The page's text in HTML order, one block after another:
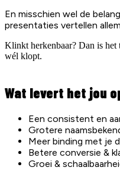
En misschien wel de
presentaties vertellen
Klinkt herkenbaar? Dan is het
wél klopt.
Wat levert het jou
Een consistent en
Grotere
Meer binding met je
Betere conversie &
Groei &